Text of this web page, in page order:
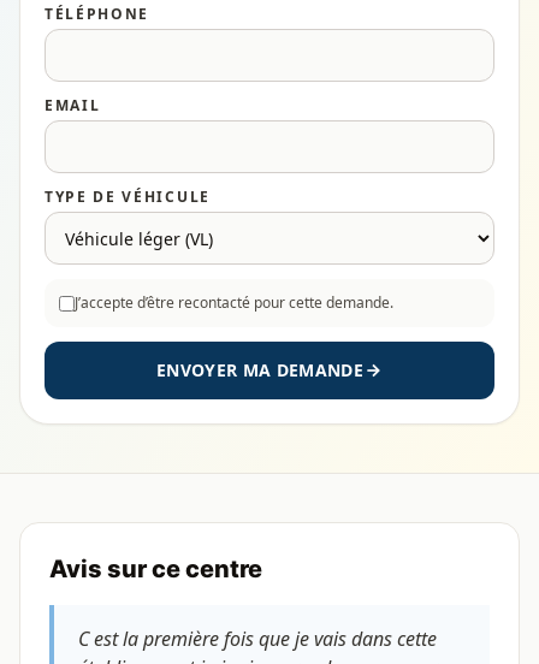
TÉLÉPHONE
EMAIL
TYPE DE VÉHICULE
J’accepte d’être recontacté pour cette demande.
ENVOYER MA DEMANDE
Avis sur ce centre
C est la première fois que je vais dans cette